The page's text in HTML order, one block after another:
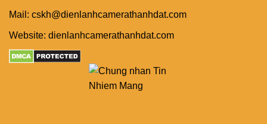
Mail: cskh@dienlanhcamerathanhdat.com
Website: dienlanhcamerathanhdat.com